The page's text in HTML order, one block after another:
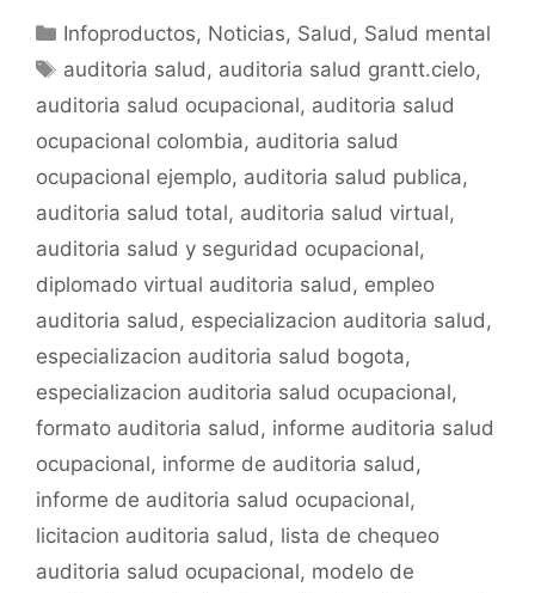
c
e
b
o
o
k
itt
er
ai
l
at
s
A
p
p
m
p
ar
tir
Categorías
Infoproductos, Noticias, Salud , Salud mental
Etiquetas
auditoria salud , auditoria salud grantt.cielo,
auditoria salud ocupacional, auditoria salud
ocupacional colombia, auditoria salud
ocupacional ejemplo, auditoria salud publica,
auditoria salud total, auditoria salud virtual,
auditoria salud y seguridad ocupacional,
diplomado virtual auditoria salud , empleo
auditoria salud , especializacion auditoria salud ,
especializacion auditoria salud bogota,
especializacion auditoria salud ocupacional,
formato auditoria salud , informe auditoria salud
ocupacional, informe de auditoria salud ,
informe de auditoria salud ocupacional,
licitacion auditoria salud , lista de chequeo
auditoria salud ocupacional, modelo de